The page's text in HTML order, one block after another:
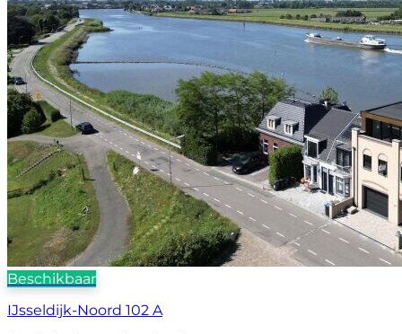
Beschikbaar
IJsseldijk-Noord 102 A